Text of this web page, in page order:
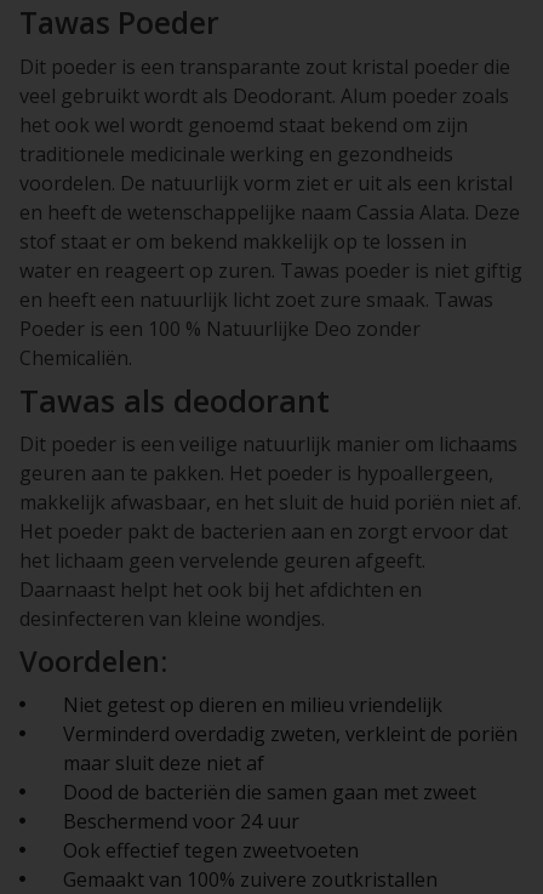
Tawas Poeder
Dit poeder is een transparante zout kristal poeder die
veel gebruikt wordt als Deodorant. Alum poeder zoals
het ook wel wordt genoemd staat bekend om zijn
traditionele medicinale werking en gezondheids
voordelen. De natuurlijk vorm ziet er uit als een kristal
en heeft de wetenschappelijke naam Cassia Alata. Deze
stof staat er om bekend makkelijk op te lossen in
water en reageert op zuren. Tawas poeder is niet giftig
en heeft een natuurlijk licht zoet zure smaak. Tawas
Poeder is een 100 % Natuurlijke Deo zonder
Chemicaliën.
Tawas als deodorant
Dit poeder is een veilige natuurlijk manier om lichaams
geuren aan te pakken. Het poeder is hypoallergeen,
makkelijk afwasbaar, en het sluit de huid poriën niet af.
Het poeder pakt de bacterien aan en zorgt ervoor dat
het lichaam geen vervelende geuren afgeeft.
Daarnaast helpt het ook bij het afdichten en
desinfecteren van kleine wondjes.
Voordelen:
Niet getest op dieren en milieu vriendelijk
Verminderd overdadig zweten, verkleint de poriën
maar sluit deze niet af
Dood de bacteriën die samen gaan met zweet
Beschermend voor 24 uur
Ook effectief tegen zweetvoeten
Gemaakt van 100% zuivere zoutkristallen